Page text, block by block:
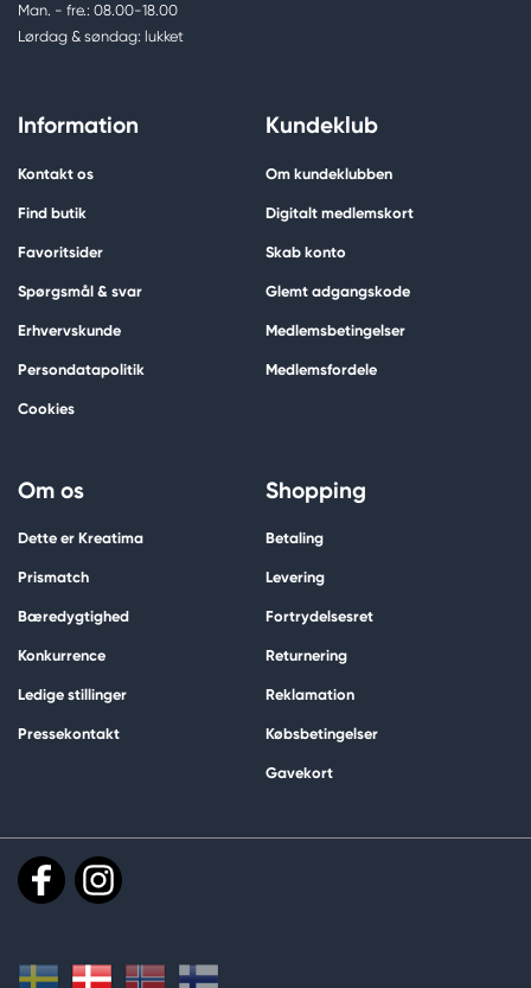
Man. - fre.: 08.00-18.00
Lørdag & søndag: lukket
Information
Kontakt os
Find butik
Favoritsider
Spørgsmål & svar
Erhvervskunde
Persondatapolitik
Cookies
Kundeklub
Om kundeklubben
Digitalt medlemskort
Skab konto
Glemt adgangskode
Medlemsbetingelser
Medlemsfordele
Om os
Dette er Kreatima
Prismatch
Bæredygtighed
Konkurrence
Ledige stillinger
Pressekontakt
Shopping
Betaling
Levering
Fortrydelsesret
Returnering
Reklamation
Købsbetingelser
Gavekort